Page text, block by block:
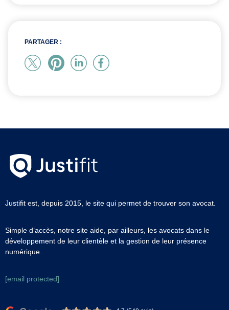
PARTAGER :
Justifit est, depuis 2015, le site qui permet de trouver son avocat.
Simple d’accès, notre site aide, par ailleurs, les avocats dans le
développement de leur clientèle et la gestion de leur présence
numérique.
[email protected]